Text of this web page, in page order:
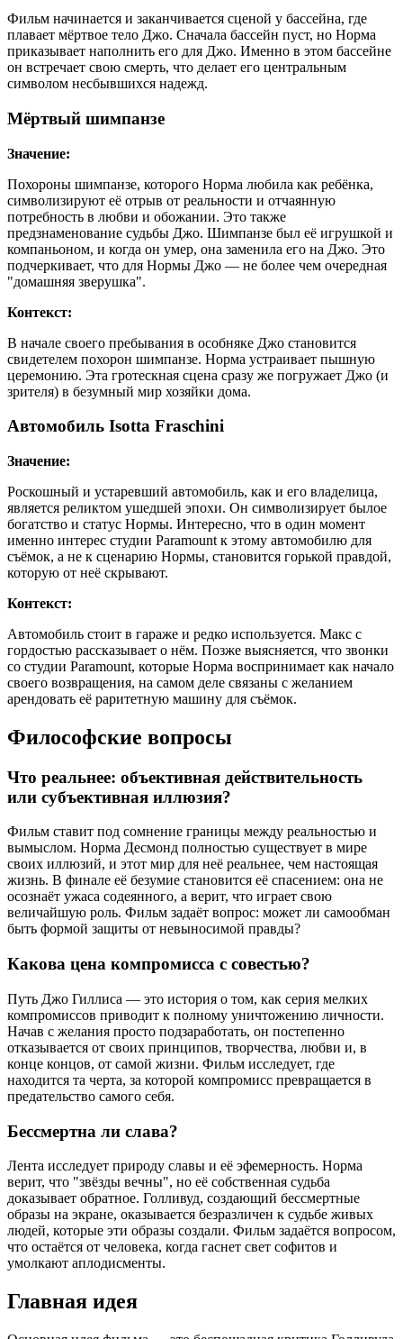
Фильм начинается и заканчивается сценой у бассейна, где
плавает мёртвое тело Джо. Сначала бассейн пуст, но Норма
приказывает наполнить его для Джо. Именно в этом бассейне
он встречает свою смерть, что делает его центральным
символом несбывшихся надежд.
Мёртвый шимпанзе
Значение:
Похороны шимпанзе, которого Норма любила как ребёнка,
символизируют её отрыв от реальности и отчаянную
потребность в любви и обожании. Это также
предзнаменование судьбы Джо. Шимпанзе был её игрушкой и
компаньоном, и когда он умер, она заменила его на Джо. Это
подчеркивает, что для Нормы Джо — не более чем очередная
"домашняя зверушка".
Контекст:
В начале своего пребывания в особняке Джо становится
свидетелем похорон шимпанзе. Норма устраивает пышную
церемонию. Эта гротескная сцена сразу же погружает Джо (и
зрителя) в безумный мир хозяйки дома.
Автомобиль Isotta Fraschini
Значение:
Роскошный и устаревший автомобиль, как и его владелица,
является реликтом ушедшей эпохи. Он символизирует былое
богатство и статус Нормы. Интересно, что в один момент
именно интерес студии Paramount к этому автомобилю для
съёмок, а не к сценарию Нормы, становится горькой правдой,
которую от неё скрывают.
Контекст:
Автомобиль стоит в гараже и редко используется. Макс с
гордостью рассказывает о нём. Позже выясняется, что звонки
со студии Paramount, которые Норма воспринимает как начало
своего возвращения, на самом деле связаны с желанием
арендовать её раритетную машину для съёмок.
Философские вопросы
Что реальнее: объективная действительность
или субъективная иллюзия?
Фильм ставит под сомнение границы между реальностью и
вымыслом. Норма Десмонд полностью существует в мире
своих иллюзий, и этот мир для неё реальнее, чем настоящая
жизнь. В финале её безумие становится её спасением: она не
осознаёт ужаса содеянного, а верит, что играет свою
величайшую роль. Фильм задаёт вопрос: может ли самообман
быть формой защиты от невыносимой правды?
Какова цена компромисса с совестью?
Путь Джо Гиллиса — это история о том, как серия мелких
компромиссов приводит к полному уничтожению личности.
Начав с желания просто подзаработать, он постепенно
отказывается от своих принципов, творчества, любви и, в
конце концов, от самой жизни. Фильм исследует, где
находится та черта, за которой компромисс превращается в
предательство самого себя.
Бессмертна ли слава?
Лента исследует природу славы и её эфемерность. Норма
верит, что "звёзды вечны", но её собственная судьба
доказывает обратное. Голливуд, создающий бессмертные
образы на экране, оказывается безразличен к судьбе живых
людей, которые эти образы создали. Фильм задаётся вопросом,
что остаётся от человека, когда гаснет свет софитов и
умолкают аплодисменты.
Главная идея